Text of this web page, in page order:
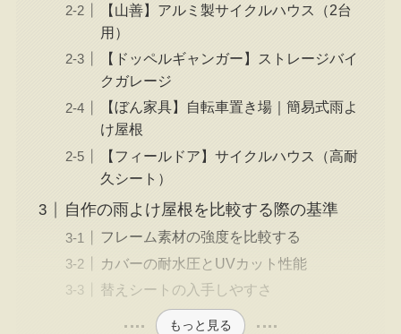
【山善】アルミ製サイクルハウス（2台
用）
【ドッペルギャンガー】ストレージバイ
クガレージ
【ぼん家具】自転車置き場｜簡易式雨よ
け屋根
【フィールドア】サイクルハウス（高耐
久シート）
自作の雨よけ屋根を比較する際の基準
フレーム素材の強度を比較する
カバーの耐水圧とUVカット性能
替えシートの入手しやすさ
もっと見る